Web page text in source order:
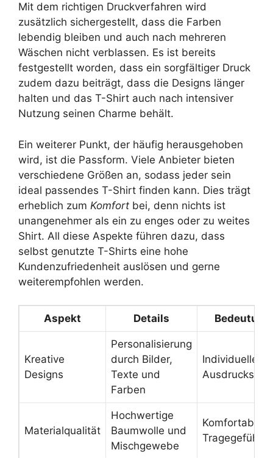
Mit dem richtigen Druckverfahren wird
zusätzlich sichergestellt, dass die Farben
lebendig bleiben und auch nach mehreren
Wäschen nicht verblassen. Es ist bereits
festgestellt worden, dass ein sorgfältiger Druck
zudem dazu beiträgt, dass die Designs länger
halten und das T-Shirt auch nach intensiver
Nutzung seinen Charme behält.
Ein weiterer Punkt, der häufig herausgehoben
wird, ist die Passform. Viele Anbieter bieten
verschiedene Größen an, sodass jeder sein
ideal passendes T-Shirt finden kann. Dies trägt
erheblich zum Komfort bei, denn nichts ist
unangenehmer als ein zu enges oder zu weites
Shirt. All diese Aspekte führen dazu, dass
selbst genutzte T-Shirts eine hohe
Kundenzufriedenheit auslösen und gerne
weiterempfohlen werden.
Aspekt Details Bedeutung
Kreative
Designs
Personalisierung
durch Bilder,
Texte und
Farben
Individuelle
Materialqualität
Hochwertige
Baumwolle und
Mischgewebe
Komfortables
Tragegefühl